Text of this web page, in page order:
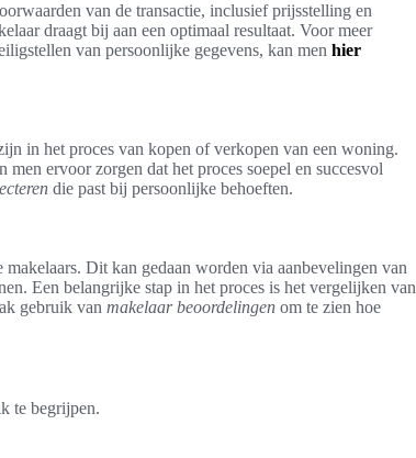
van de transactie, inclusief prijsstelling en
draagt bij aan een optimaal resultaat. Voor meer
van persoonlijke gegevens, kan men hier
in het proces van kopen of verkopen van een woning.
men ervoor zorgen dat het proces soepel en succesvol
die past bij persoonlijke behoeften.
Dit kan gedaan worden via aanbevelingen van
Een belangrijke stap in het proces is het vergelijken van
gebruik van makelaar beoordelingen om te zien hoe
te begrijpen.